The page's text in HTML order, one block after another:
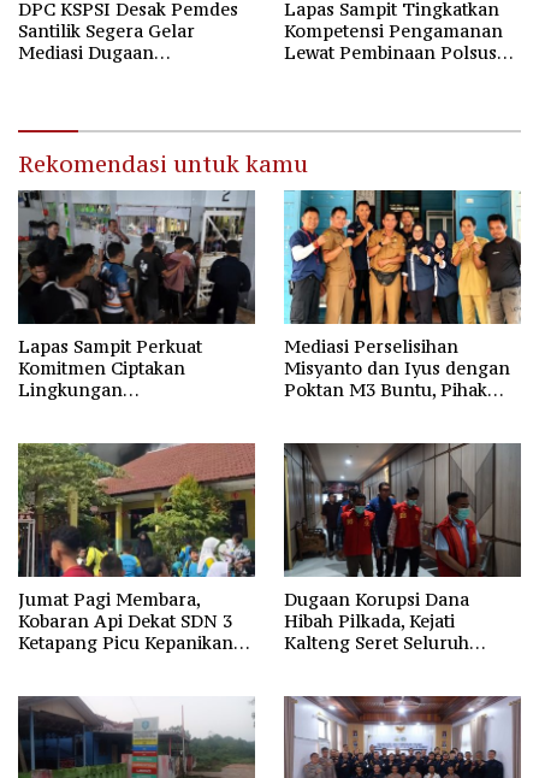
DPC KSPSI Desak Pemdes
Santilik Segera Gelar
Mediasi Dugaan
Lapas Sampit Tingkatkan
Kompetensi Pengamanan
Lewat Pembinaan Polsus
Rekomendasi untuk kamu
Lapas Sampit Perkuat
Komitmen Ciptakan
Lingkungan
Mediasi Perselisihan
Misyanto dan Iyus dengan
Poktan M3 Buntu, Pihak
Jumat Pagi Membara,
Kobaran Api Dekat SDN 3
Ketapang Picu Kepanikan
Dugaan Korupsi Dana
Hibah Pilkada, Kejati
Kalteng Seret Seluruh